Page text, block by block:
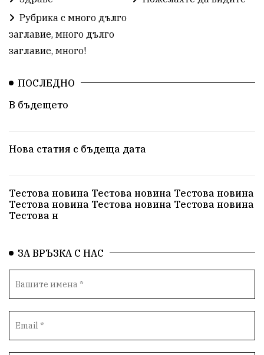
Рубрика с много дълго
заглавие, много дълго
заглавие, много!
ПОСЛЕДНО
В бъдещето
Нова статия с бъдеща дата
Тестова новина Тестова новина Тестова новина
Тестова новина Тестова новина Тестова новина
Тестова н
ЗА ВРЪЗКА С НАС